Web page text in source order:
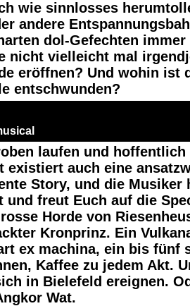
wie sinnlosses
andere
dol-Gefechten
nicht vielleicht mal
eröffnen? Und wohin ist
entschwunden?
laufen und hoffentlich
existiert auch eine
Story, und die Musiker
und freut Euch auf die
Horde von
Kronprinz. Ein
ex machina, ein bis fünf
Kaffee zu jedem Akt.
in Bielefeld ereignen.
Wat.